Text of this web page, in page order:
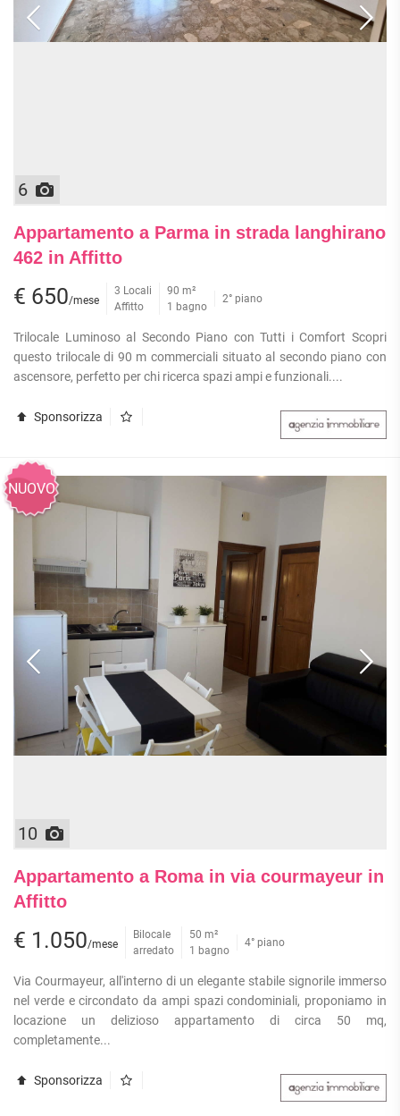
6
Appartamento a Parma in strada langhirano
462 in Affitto
€ 650/mese
3 Locali
Affitto
90 m²
1 bagno
2° piano
Trilocale Luminoso al Secondo Piano con Tutti i Comfort Scopri
questo trilocale di 90 m commerciali situato al secondo piano con
ascensore, perfetto per chi ricerca spazi ampi e funzionali....
Sponsorizza
10
NUOVO
Appartamento a Roma in via courmayeur in
Affitto
€ 1.050/mese
Bilocale
arredato
50 m²
1 bagno
4° piano
Via Courmayeur, all'interno di un elegante stabile signorile immerso
nel verde e circondato da ampi spazi condominiali, proponiamo in
locazione un delizioso appartamento di circa 50 mq,
completamente...
Sponsorizza